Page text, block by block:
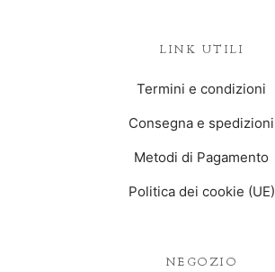
LINK UTILI
Termini e condizioni
Consegna e spedizioni
Metodi di Pagamento
Politica dei cookie (UE)
NEGOZIO